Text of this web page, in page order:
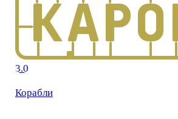
3.0
Корабли